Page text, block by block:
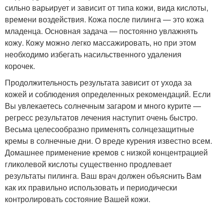
сильно варьирует и зависит от типа кожи, вида кислоты,
времени воздействия. Кожа после пилинга — это кожа
младенца. Основная задача — постоянно увлажнять
кожу. Кожу можно легко массажировать, но при этом
необходимо избегать насильственного удаления
корочек.
Продолжительность результата зависит от ухода за
кожей и соблюдения определенных рекомендаций. Если
Вы увлекаетесь солнечным загаром и много курите —
регресс результатов лечения наступит очень быстро.
Весьма целесообразно применять солнцезащитные
кремы в солнечные дни. О вреде курения известно всем.
Домашнее применение кремов с низкой концентрацией
гликолевой кислоты существенно продлевает
результаты пилинга. Ваш врач должен объяснить Вам
как их правильно использовать и периодически
контролировать состояние Вашей кожи.